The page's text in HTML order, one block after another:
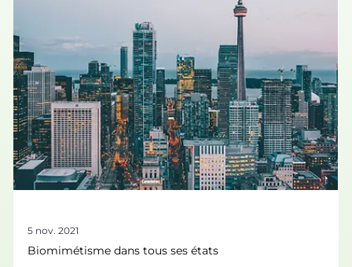
d’innovations inspirées des ailes de ce papillon sont très
nombreux, et font du papillon morpho un champion du
biomimétisme ! Le papillon morpho, un bijou d’ingéniosité
et d’innovation Il existe plus de 100 000 esp